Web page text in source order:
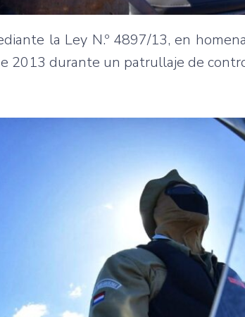
la Ley N.º 4897/13, en
2013 durante un patrullaje de